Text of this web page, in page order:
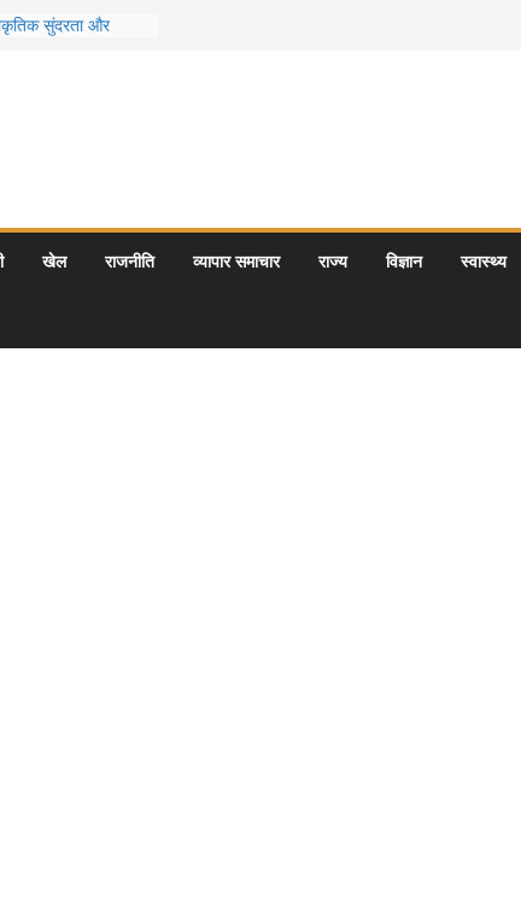
सुंदरता और
खेल राजनीति व्यापार समाचार राज्य विज्ञान स्वास्थ्य